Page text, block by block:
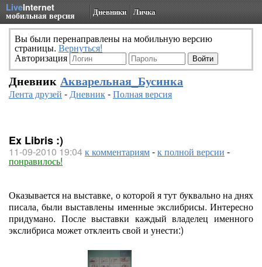
LiveInternet
мобильная версия Дневники Личка
Вы были перенаправлены на мобильную версию
страницы. Вернуться!
Авторизация
Дневник Акварельная_Бусинка
Лента друзей -Дневник-Полная версия
Ex Libris :)
11-09-2010 19:04к комментариям-к полной версии -
понравилось!
Оказывается на выставке, о которой я тут буквально на днях
писала, были выставлены именные экслибрисы. Интересно
придумано. После выставки каждый владелец именного
экслибриса может отклеить свой и унести:)